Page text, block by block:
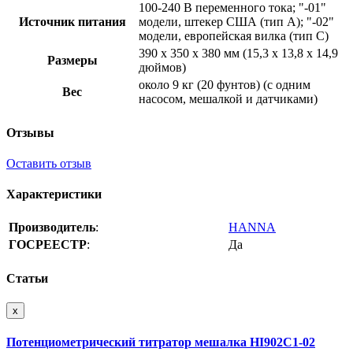
Источник питания
100-240 В переменного тока; "-01"
модели, штекер США (тип А); "-02"
модели, европейская вилка (тип C)
Размеры
390 x 350 x 380 мм (15,3 x 13,8 x 14,9
дюймов)
Вес
около 9 кг (20 фунтов) (с одним
насосом, мешалкой и датчиками)
Отзывы
Оставить отзыв
Характеристики
Производитель:
HANNA
ГОСРЕЕСТР: Да
Статьи
x
Потенциометрический титратор мешалка HI902C1-02